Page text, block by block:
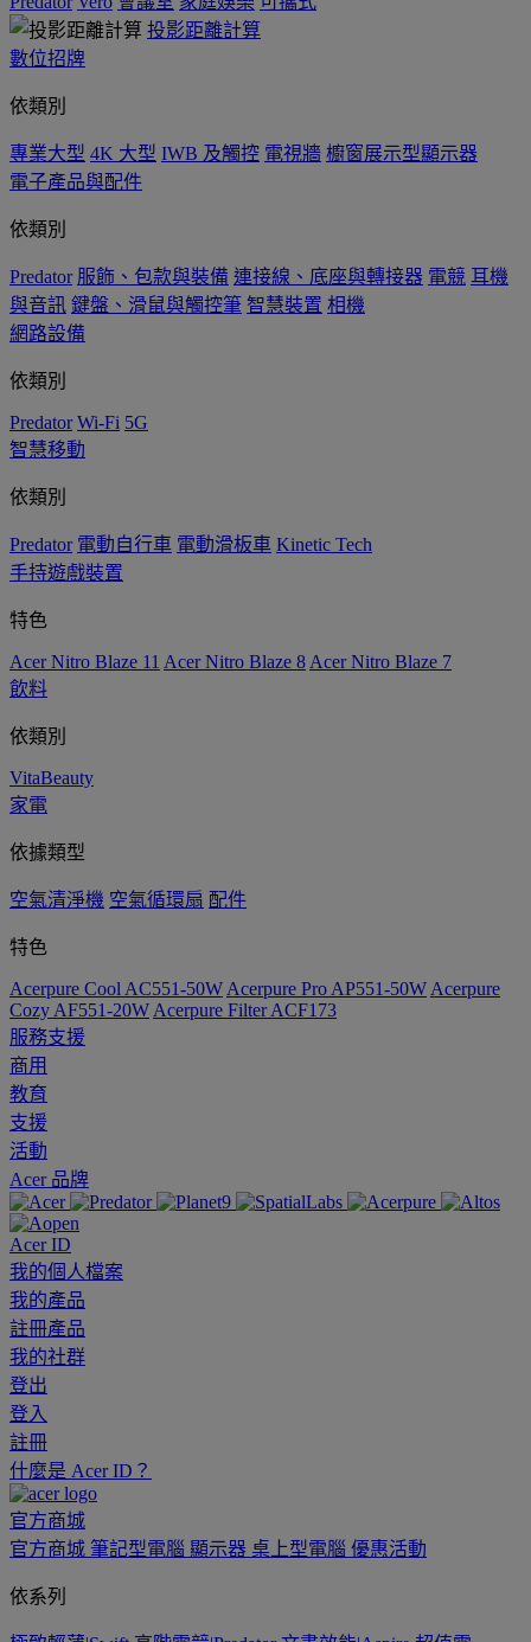
投影距離計算
數位招牌
依類別
專業大型 4K 大型 IWB 及觸控 電視牆 櫥窗展示型顯示器
電子產品與配件
依類別
Predator 服飾、包款與裝備 連接線、底座與轉接器 電競 耳機
與音訊 鍵盤、滑鼠與觸控筆 智慧裝置 相機
網路設備
依類別
Predator Wi-Fi 5G
智慧移動
依類別
Predator 電動自行車 電動滑板車 Kinetic Tech
手持遊戲裝置
特色
Acer Nitro Blaze 11 Acer Nitro Blaze 8 Acer Nitro Blaze 7
飲料
依類別
VitaBeauty
家電
依據類型
空氣清淨機 空氣循環扇 配件
特色
Acerpure Cool AC551-50W Acerpure Pro AP551-50W Acerpure
Cozy AF551-20W Acerpure Filter ACF173
服務支援
商用
教育
支援
活動
Acer 品牌
Acer ID
我的個人檔案
我的產品
註冊產品
我的社群
登出
登入
註冊
什麼是 Acer ID？
官方商城
官方商城 筆記型電腦 顯示器 桌上型電腦 優惠活動
依系列